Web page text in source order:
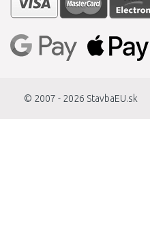
© 2007 - 2026 StavbaEU.sk